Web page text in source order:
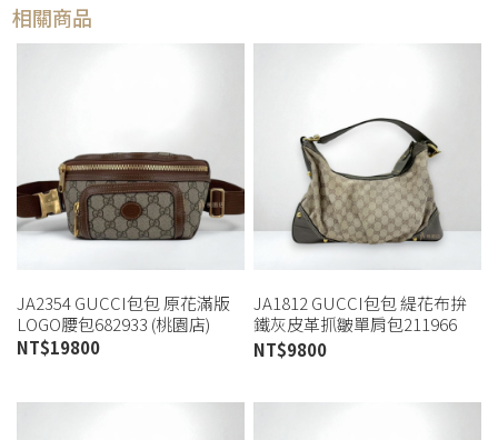
相關商品
JA2354 GUCCI包包 原花滿版
LOGO腰包682933 (桃園店)
NT$19800
JA1812 GUCCI包包 緹花布拚
鐵灰皮革抓皺單肩包211966
(桃園店)
NT$9800